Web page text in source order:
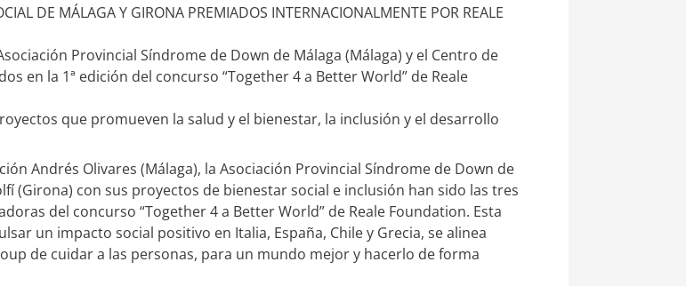
DE MÁLAGA Y GIRONA PREMIADOS INTERNACIONALMENTE POR REALE
Provincial Síndrome de Down de Málaga (Málaga) y el Centro de
en la 1ª edición del concurso “Together 4 a Better World” de Reale
que promueven la salud y el bienestar, la inclusión y el desarrollo
Andrés Olivares (Málaga), la Asociación Provincial Síndrome de Down de
(Girona) con sus proyectos de bienestar social e inclusión han sido las tres
del concurso “Together 4 a Better World” de Reale Foundation. Esta
un impacto social positivo en Italia, España, Chile y Grecia, se alinea
de cuidar a las personas, para un mundo mejor y hacerlo de forma